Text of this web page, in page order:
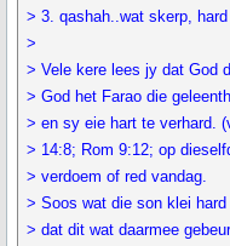
> 3. qashah..wat skerp,
>
> Vele kere lees jy dat God
> God het Farao die
> en sy eie hart te verhard.
> 14:8; Rom 9:12; op
> verdoem of red vandag.
> Soos wat die son klei
> dat dit wat daarmee